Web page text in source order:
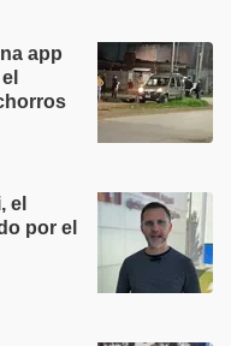
app
el
por el